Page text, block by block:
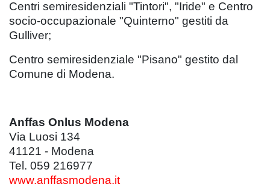
Centri semiresidenziali "Tintori", "Iride" e Centro
socio-occupazionale "Quinterno" gestiti da
Gulliver;
Centro semiresidenziale "Pisano" gestito dal
Comune di Modena.
Anffas Onlus Modena
Via Luosi 134
41121 - Modena
Tel. 059 216977
www.anffasmodena.it